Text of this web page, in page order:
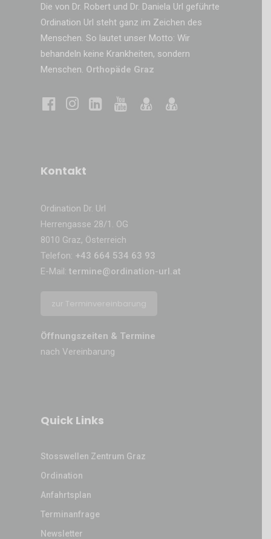
Die von Dr. Robert und Dr. Daniela Url geführte
Ordination Url steht ganz im Zeichen des
Menschen. So lautet unser Motto: Wir
behandeln keine Krankheiten, sondern
Menschen. Orthopäde Graz
Kontakt
Ordination Dr. Url
Herrengasse 28/1. OG
8010 Graz, Österreich
Telefon: +43 664 534 63 93
E-Mail: termine@ordination-url.at
zur Terminvereinbarung
Öffnungszeiten & Termine
nach Vereinbarung
Quick Links
Stosswellen Zentrum Graz
Ordination
Anfahrtsplan
Terminanfrage
Newsletter